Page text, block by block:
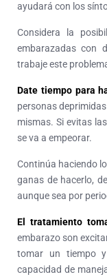
ayudará con los
Considera la
embarazadas con
trabaje este
Date tiempo para
personas
mismas. Si evitas
se va a empeorar.
Continúa haciendo
ganas de hacerlo,
aunque sea por
El tratamiento
embarazo son
tomar un tiempo
capacidad de